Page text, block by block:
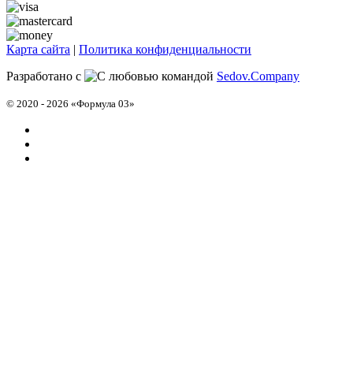
Карта сайта | Политика конфиденциальности
Разработано с
командой Sedov.Company
© 2020 - 2026 «Формула 03»